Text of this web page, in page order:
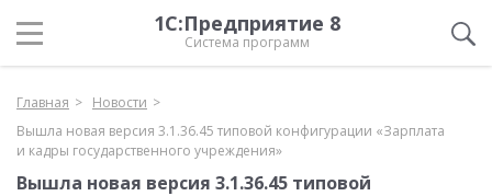
1С:Предприятие 8
Система программ
Главная
Новости
Вышла новая версия 3.1.36.45 типовой конфигурации «Зарплата
и кадры государственного учреждения»
Вышла новая версия 3.1.36.45 типовой